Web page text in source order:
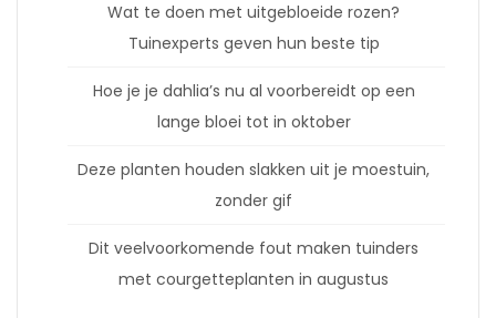
Wat te doen met uitgebloeide rozen?
Tuinexperts geven hun beste tip
Hoe je je dahlia’s nu al voorbereidt op een
lange bloei tot in oktober
Deze planten houden slakken uit je moestuin,
zonder gif
Dit veelvoorkomende fout maken tuinders
met courgetteplanten in augustus